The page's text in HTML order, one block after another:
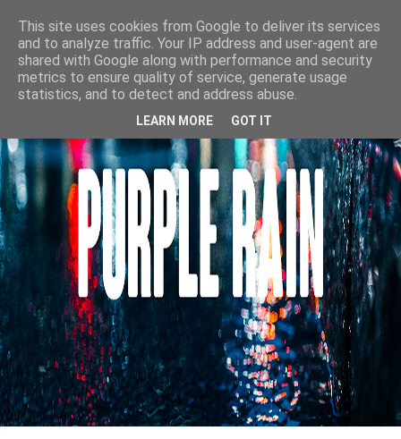
This site uses cookies from Google to deliver its services
and to analyze traffic. Your IP address and user-agent are
shared with Google along with performance and security
metrics to ensure quality of service, generate usage
statistics, and to detect and address abuse.
LEARN MORE GOT IT